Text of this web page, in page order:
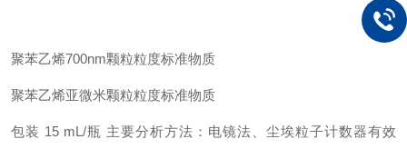
聚苯乙烯700nm颗粒粒度标准物质
聚苯乙烯亚微米颗粒粒度标准物质
包装 15 mL/瓶 主要分析方法：电镜法、尘埃粒子计数器有效